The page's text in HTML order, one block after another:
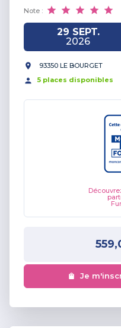
Note :
29 SEPT.
2026
93350 LE BOURGET
5 places disponibles
Je